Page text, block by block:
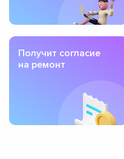
Получит согласие
на ремонт